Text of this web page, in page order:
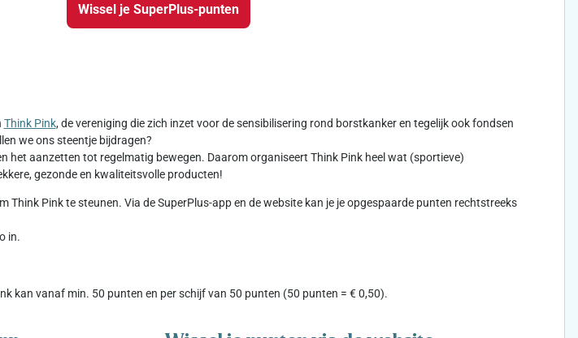
Wissel je SuperPlus-punten
Think Pink, de vereniging die zich inzet voor de sensibilisering rond borstkanker en tegelijk ook fondsen
we ons steentje bijdragen?
het aanzetten tot regelmatig bewegen. Daarom organiseert Think Pink heel wat (sportieve)
gezonde en kwaliteitsvolle producten!
Think Pink te steunen. Via de SuperPlus-app en de website kan je je opgespaarde punten rechtstreeks
in.
kan vanaf min. 50 punten en per schijf van 50 punten (50 punten = € 0,50).